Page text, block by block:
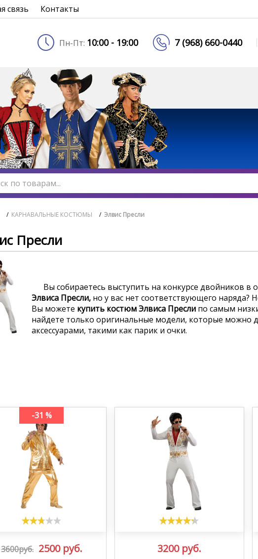
связь Контакты
Пн-Пт: 10:00 - 19:00 7 (968) 660-0440
/ КАРНАВАЛЬНЫЕ КОСТЮМЫ / Элвис Пресли
Пресли
Вы собираетесь выступить на конкурсе двойников в
Элвиса Пресли, но у вас нет соответствующего наряда?
Вы можете купить костюм Элвиса Пресли по самым
найдете только оригинальные модели, которые можно
аксессуарами, такими как парик и очки.
-31 %
3600руб. 2500 руб. 3200 руб.